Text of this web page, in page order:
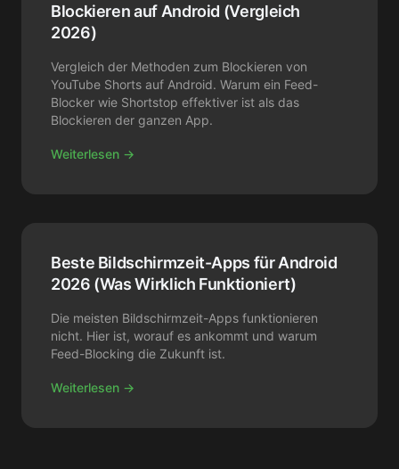
Blockieren auf Android (Vergleich
2026)
Vergleich der Methoden zum Blockieren von
YouTube Shorts auf Android. Warum ein Feed-
Blocker wie Shortstop effektiver ist als das
Blockieren der ganzen App.
Weiterlesen →
Beste Bildschirmzeit-Apps für Android
2026 (Was Wirklich Funktioniert)
Die meisten Bildschirmzeit-Apps funktionieren
nicht. Hier ist, worauf es ankommt und warum
Feed-Blocking die Zukunft ist.
Weiterlesen →